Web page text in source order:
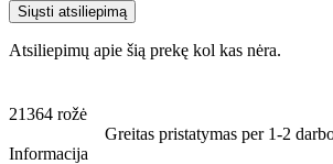
Siųsti atsiliepimą
Atsiliepimų apie šią prekę kol kas nėra.
21364 rožė
Greitas pristatymas per 1-2
Informacija